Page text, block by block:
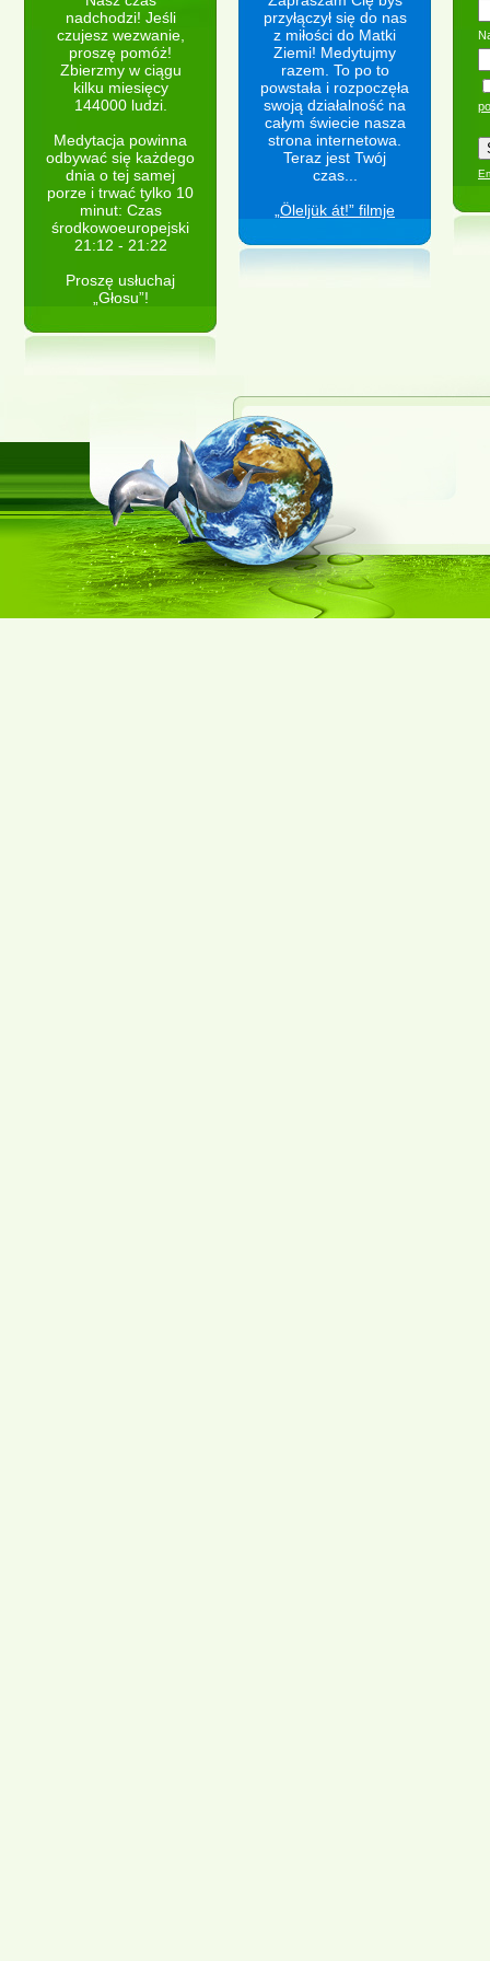
nadchodzi! Jeśli
czujesz wezwanie,
proszę pomóż!
Zbierzmy w ciągu
kilku miesięcy
144000 ludzi.
Medytacja powinna
odbywać się każdego
dnia o tej samej
porze i trwać tylko 10
minut: Czas
środkowoeuropejski
21:12 - 21:22
Proszę usłuchaj
„Głosu”!
przyłączył się do nas
z miłości do Matki
Ziemi! Medytujmy
razem. To po to
powstała i rozpoczęła
swoją działalność na
całym świecie nasza
strona internetowa.
Teraz jest Twój
czas...
„Öleljük át!” filmje